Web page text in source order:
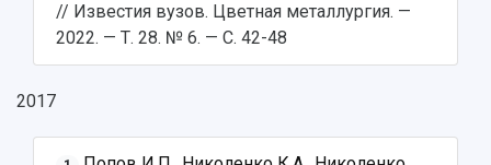
// Известия вузов. Цветная металлургия. —
2022. — Т. 28. № 6. — С. 42-48
2017